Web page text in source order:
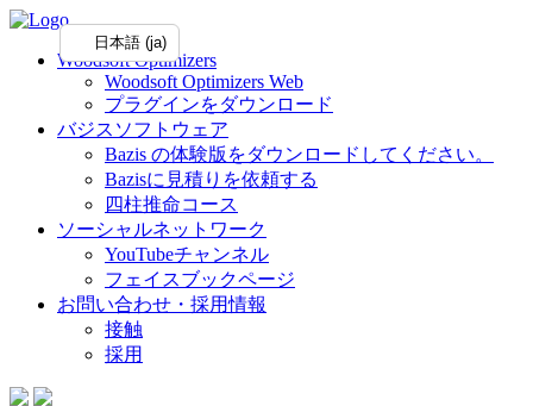
Woodsoft Optimizers
Woodsoft Optimizers Web
プラグインをダウンロード
バジスソフトウェア
Bazis の体験版をダウンロードしてください。
Bazisに見積りを依頼する
四柱推命コース
ソーシャルネットワーク
YouTubeチャンネル
フェイスブックページ
お問い合わせ・採用情報
接触
採用
日本語 (ja)